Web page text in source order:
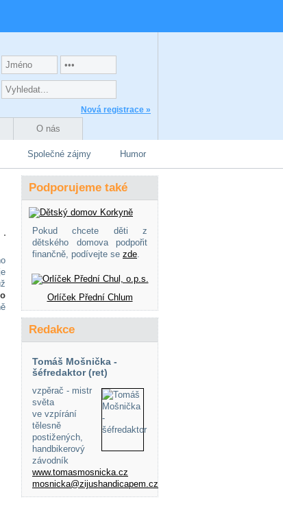
Nová registrace »
O nás
Společné zájmy Humor
Podporujeme také
Pokud chcete děti z
dětského domova podpořit
finančně, podívejte se zde.
Orlíček Přední Chlum
Redakce
Tomáš Mošnička -
šéfredaktor (ret)
vzpěrač - mistr
světa
ve vzpírání
tělesně
postižených,
handbikerový
závodník
www.tomasmosnicka.cz
mosnicka@zijushandicapem.cz